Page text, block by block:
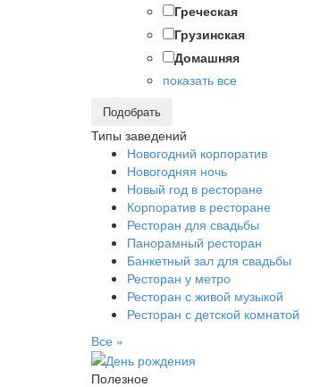
Греческая
Грузинская
Домашняя
показать все
Подобрать
Типы заведений
Новогодний корпоратив
Новогодняя ночь
Новый год в ресторане
Корпоратив в ресторане
Ресторан для свадьбы
Панорамный ресторан
Банкетный зал для свадьбы
Ресторан у метро
Ресторан с живой музыкой
Ресторан с детской комнатой
Все »
Полезное